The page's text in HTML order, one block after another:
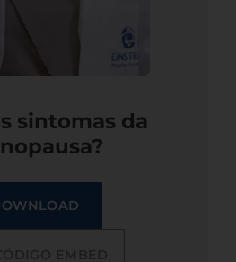
sintomas da